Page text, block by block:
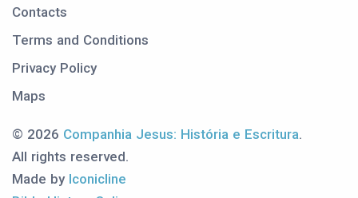
Contacts
Terms and Conditions
Privacy Policy
Maps
© 2026 Companhia Jesus: História e Escritura.
All rights reserved.
Made by Iconicline